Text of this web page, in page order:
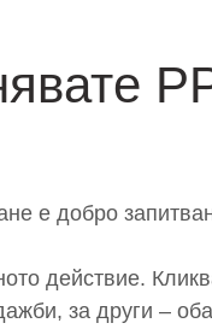
е добро
действие.
за други –